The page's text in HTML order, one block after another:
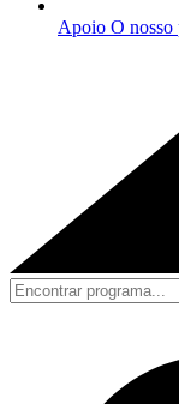
Apoio O nosso